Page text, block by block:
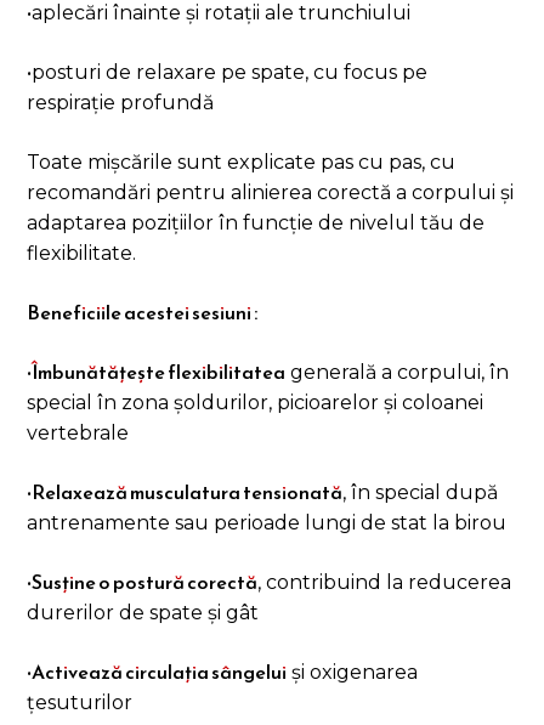
•aplecări înainte și rotații ale trunchiului
•posturi de relaxare pe spate, cu focus pe
respirație profundă
Toate mișcările sunt explicate pas cu pas, cu
recomandări pentru alinierea corectă a corpului și
adaptarea pozițiilor în funcție de nivelul tău de
flexibilitate.
Beneficiile acestei sesiuni :
•Îmbunătățește flexibilitatea generală a corpului, în
special în zona șoldurilor, picioarelor și coloanei
vertebrale
•Relaxează musculatura tensionată, în special după
antrenamente sau perioade lungi de stat la birou
•Susține o postură corectă, contribuind la reducerea
durerilor de spate și gât
•Activează circulația sângelui și oxigenarea
țesuturilor